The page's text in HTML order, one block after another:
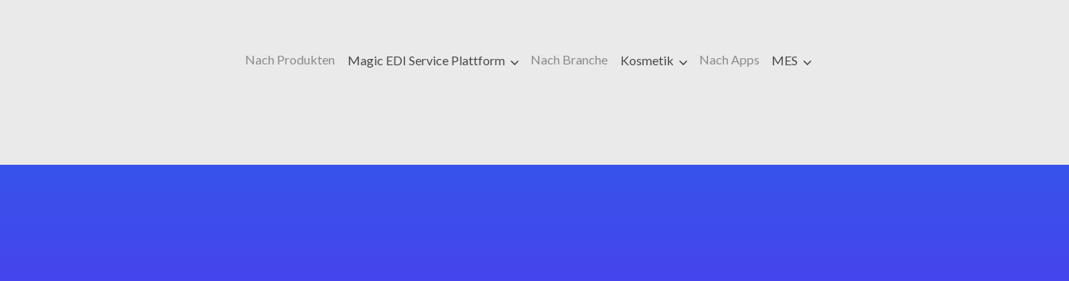
Nach Produkten Magic EDI Service Plattform Nach Branche Kosmetik Nach Apps MES